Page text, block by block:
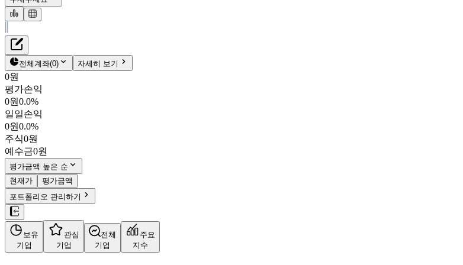
써니전자
1,668원
004770
KOSPI
시가총액
PBR0.70
PER17.13
fPER -
배당수익률2.10%
자사주비율-
결산월12월
사업정보
더보기
재무정보
펀더멘탈
밸류에이션
주주환원
주식정보
전체계좌(0) 자세히 보기
0원
평가손익
0원0.0%
일일손익
0원0.0%
주식0원
예수금0원
평가금액 높은 순
현재가
평가금액
포트폴리오 관리하기
보유
기업
관심
기업
전체
기업
주요
지수